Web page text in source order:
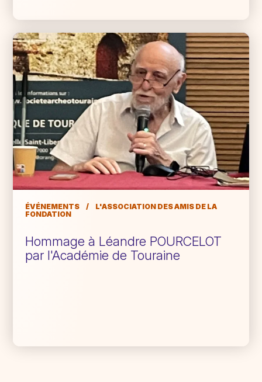
ÉVÉNEMENTS /
L'ASSOCIATION DES AMIS DE LA
FONDATION
Hommage à Léandre POURCELOT
par l'Académie de Touraine